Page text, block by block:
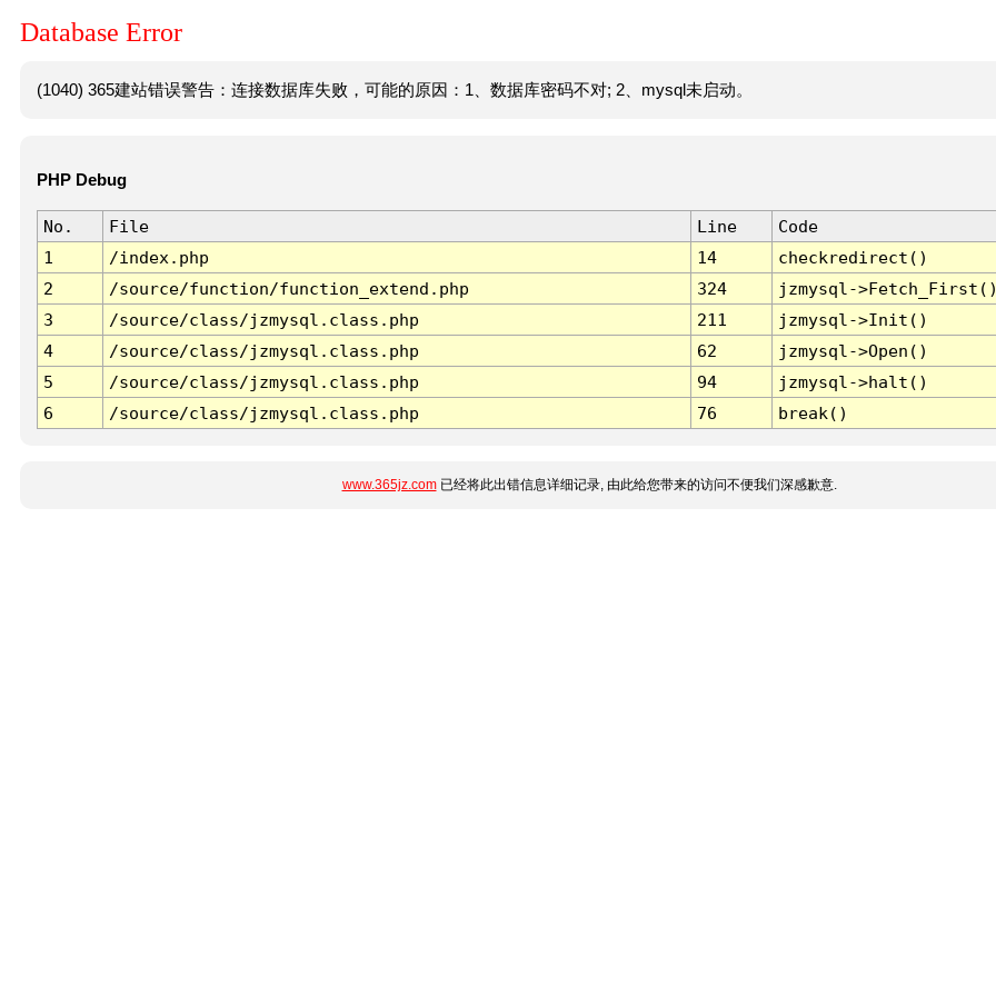
Database Error
(1040) 365建站错误警告：连接数据库失败，可能的原因：1、数据库密码不对; 2、mysql未启动。
PHP Debug
No. File Line
Code
1
/index.php 14
checkredirect()
2
/source/function/function_extend.php 324
jzmysql-
3
/source/class/jzmysql.class.php 211
jzmysql->Init()
4
/source/class/jzmysql.class.php 62
jzmysql->Open()
5
/source/class/jzmysql.class.php 94
jzmysql->halt()
6
/source/class/jzmysql.class.php 76 break()
www.365jz.com已经将此出错信息详细记录, 由此给您带来的访问不便我们深感歉意.